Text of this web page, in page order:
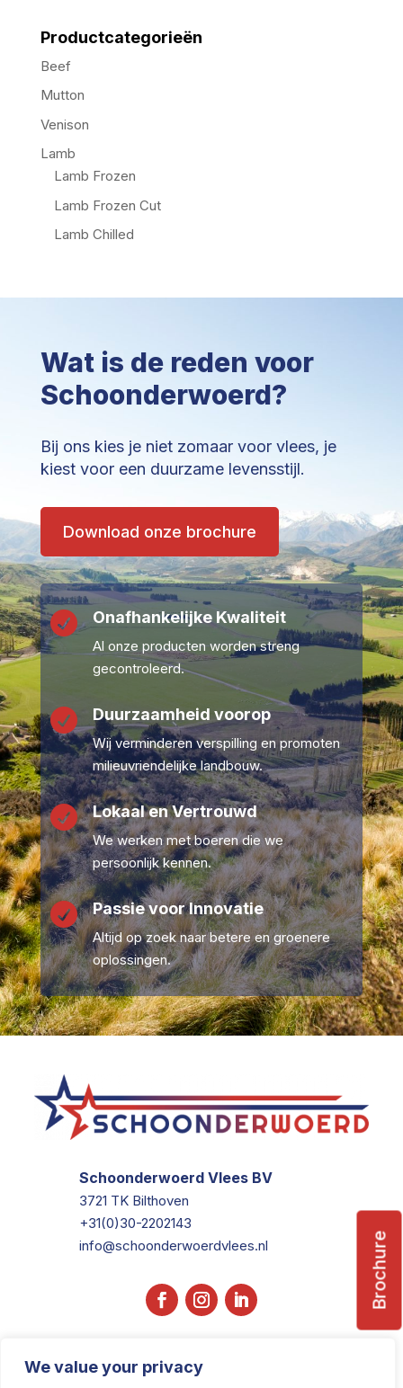
We value your privacy
Productcategorieën
Beef
Mutton
Venison
Lamb
Lamb Frozen
Lamb Frozen Cut
Lamb Chilled
Wat is de reden voor
Schoonderwoerd?
Bij ons kies je niet zomaar voor vlees, je
kiest voor een duurzame levensstijl.
Download onze brochure
 Onafhankelijke Kwaliteit
Al onze producten worden streng
gecontroleerd.
 Duurzaamheid voorop
Wij verminderen verspilling en promoten
milieuvriendelijke landbouw.
 Lokaal en Vertrouwd
We werken met boeren die we
persoonlijk kennen.
 Passie voor Innovatie
Altijd op zoek naar betere en groenere
oplossingen.
Schoonderwoerd Vlees BV
3721 TK Bilthoven
+31(0)30-2202143
info@schoonderwoerdvlees.nl
Brochure